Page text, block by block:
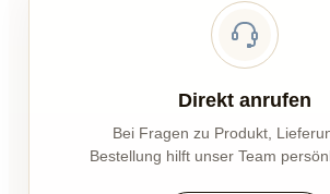
Direkt anrufen
Bei Fragen zu Produkt,
Bestellung hilft unser Team